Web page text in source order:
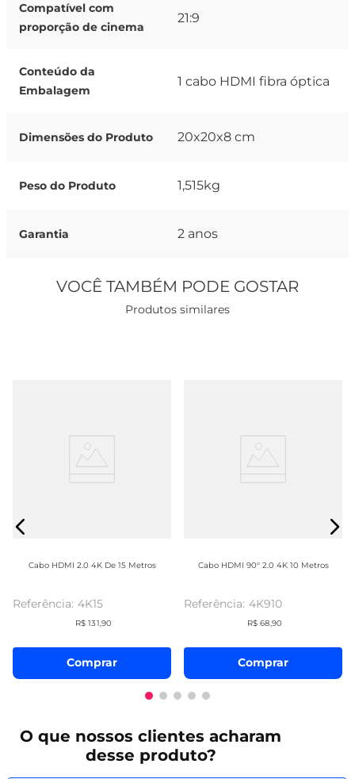
Compatível com
proporção de cinema
21:9
Conteúdo da
Embalagem
1 cabo HDMI fibra óptica
Dimensões do Produto 20x20x8 cm
Peso do Produto 1,515kg
Garantia 2 anos
VOCÊ TAMBÉM PODE GOSTAR
Produtos similares
Cabo HDMI 2.0 4K De 15 Metros
4K15
R$ 131,90
Comprar
Cabo HDMI 90° 2.0 4K 10 Metros
4K910
R$ 68,90
Comprar
O que nossos clientes acharam
desse produto?